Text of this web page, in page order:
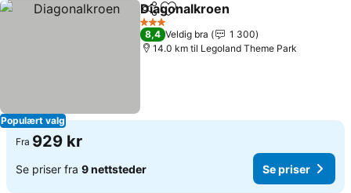
Populært valg
Del Legg til i favoritter
Diagonalkroen
3 Stjerner
8,4 Veldig bra
1 300
14.0 km til Legoland Theme Park
Fra 929 kr
Se priser fra 9 nettsteder Se priser